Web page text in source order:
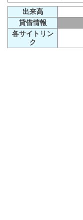
出来高
貸借情報
各サイトリン
ク